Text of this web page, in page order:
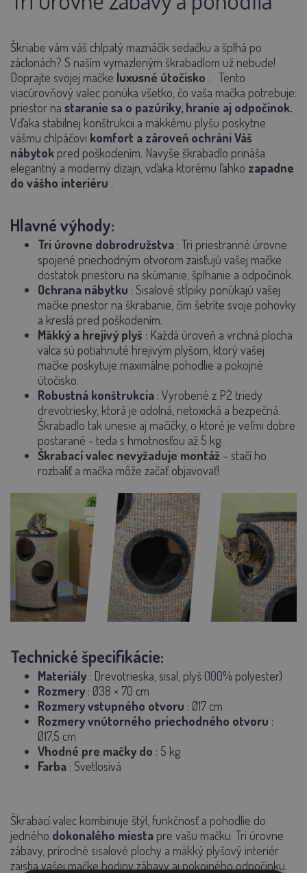
Škriabe vám váš chlpatý maznáčik sedačku a šplhá po
záclonách? S naším vymazleným škrabadlom už nebude!
Doprajte svojej mačke luxusné útočisko . Tento
viacúrovňový valec ponúka všetko, čo vaša mačka potrebuje:
priestor na staranie sa o pazúriky, hranie aj odpočinok.
Vďaka stabilnej konštrukcii a mäkkému plyšu poskytne
vášmu chlpáčovi komfort a zároveň ochráni Váš
nábytok pred poškodením. Navyše škrabadlo prináša
elegantný a moderný dizajn, vďaka ktorému ľahko zapadne
do vášho interiéru .
Hlavné výhody:
Tri úrovne dobrodružstva : Tri priestranné úrovne
spojené priechodným otvorom zaisťujú vašej mačke
dostatok priestoru na skúmanie, šplhanie a odpočinok.
Ochrana nábytku : Sisalové stĺpiky ponúkajú vašej
mačke priestor na škrabanie, čím šetríte svoje pohovky
a kreslá pred poškodením.
Mäkký a hrejivý plyš : Každá úroveň a vrchná plocha
valca sú potiahnuté hrejivým plyšom, ktorý vašej
mačke poskytuje maximálne pohodlie a pokojné
útočisko.
Robustná konštrukcia : Vyrobené z P2 triedy
drevotriesky, ktorá je odolná, netoxická a bezpečná.
Škrabadlo tak unesie aj mačičky, o ktoré je veľmi dobre
postarané - teda s hmotnosťou až 5 kg.
Škrabací valec nevyžaduje montáž – stačí ho
rozbaliť a mačka môže začať objavovať!
Technické špecifikácie:
Materiály : Drevotrieska, sisal, plyš (100% polyester)
Rozmery : Ø38 × 70 cm
Rozmery vstupného otvoru : Ø17 cm
Rozmery vnútorného priechodného otvoru :
Ø17,5 cm
Vhodné pre mačky do : 5 kg
Farba : Svetlosivá
Škrabací valec kombinuje štýl, funkčnosť a pohodlie do
jedného dokonalého miesta pre vašu mačku. Tri úrovne
zábavy, prírodné sisalové plochy a mäkký plyšový interiér
zaistia vašej mačke hodiny zábavy aj pokojného odpočinku.